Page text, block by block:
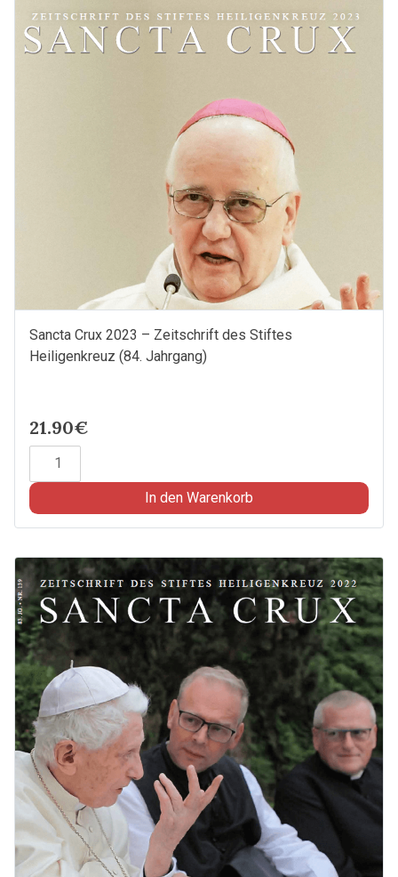
Stiftes
Heiligenkreuz
Menge
Sancta Crux 2023 – Zeitschrift des Stiftes
Heiligenkreuz (84. Jahrgang)
21.90€
Sancta
-
des
Stiftes
Heiligenkreuz
(84.
Jahrgang)
Menge
In den Warenkorb